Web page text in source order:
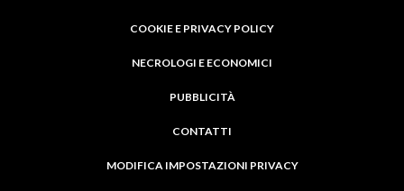
COOKIE E PRIVACY POLICY
NECROLOGI E ECONOMICI
PUBBLICITÀ
CONTATTI
MODIFICA IMPOSTAZIONI PRIVACY